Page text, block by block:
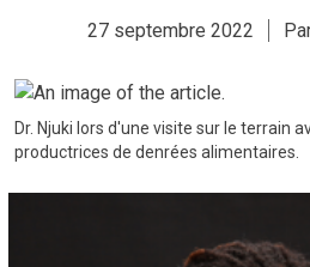
27 septembre 2022
Dr. Njuki lors d'une visite sur le terrain
productrices de denrées alimentaires.